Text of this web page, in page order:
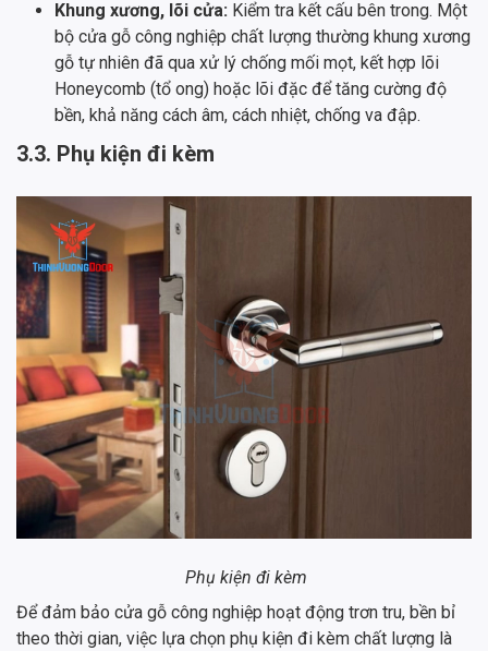
Khung xương, lõi cửa: Kiểm tra kết cấu bên trong. Một
bộ cửa gỗ công nghiệp chất lượng thường khung xương
gỗ tự nhiên đã qua xử lý chống mối mọt, kết hợp lõi
Honeycomb (tổ ong) hoặc lõi đặc để tăng cường độ
bền, khả năng cách âm, cách nhiệt, chống va đập.
3.3. Phụ kiện đi kèm
Phụ kiện đi kèm
Để đảm bảo cửa gỗ công nghiệp hoạt động trơn tru, bền bỉ
theo thời gian, việc lựa chọn phụ kiện đi kèm chất lượng là